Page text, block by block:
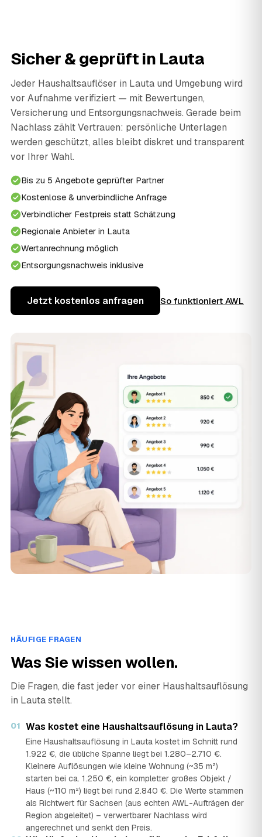
Sicher & geprüft in Lauta
Jeder Haushaltsauflöser in Lauta und Umgebung wird
vor Aufnahme verifiziert — mit Bewertungen,
Versicherung und Entsorgungsnachweis. Gerade beim
Nachlass zählt Vertrauen: persönliche Unterlagen
werden geschützt, alles bleibt diskret und transparent
vor Ihrer Wahl.
Bis zu 5 Angebote geprüfter Partner
Kostenlose & unverbindliche Anfrage
Verbindlicher Festpreis statt Schätzung
Regionale Anbieter in Lauta
Wertanrechnung möglich
Entsorgungsnachweis inklusive
Jetzt kostenlos anfragen So funktioniert AWL
HÄUFIGE FRAGEN
Was Sie wissen wollen.
Die Fragen, die fast jeder vor einer Haushaltsauflösung
in Lauta stellt.
01 Was kostet eine Haushaltsauflösung in Lauta?
Eine Haushaltsauflösung in Lauta kostet im Schnitt rund
1.922 €, die übliche Spanne liegt bei 1.280–2.710 €.
Kleinere Auflösungen wie kleine Wohnung (~35 m²)
starten bei ca. 1.250 €, ein kompletter großes Objekt /
Haus (~110 m²) liegt bei rund 2.840 €. Die Werte stammen
als Richtwert für Sachsen (aus echten AWL-Aufträgen der
Region abgeleitet) – verwertbarer Nachlass wird
angerechnet und senkt den Preis.